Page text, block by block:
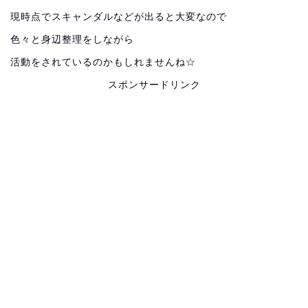
現時点でスキャンダルなどが出ると大変なので
色々と身辺整理をしながら
活動をされているのかもしれませんね☆
スポンサードリンク